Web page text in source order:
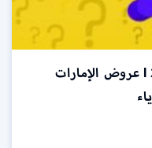
عروض رمضان في الإمارات 2024 l عروض الإمارات